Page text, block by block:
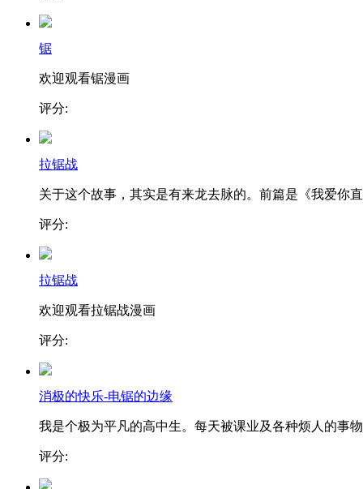
锯
欢迎观看锯漫画
评分:
拉锯战
关于这个故事，其实是有来龙去脉的。前篇是《我爱你
评分:
拉锯战
欢迎观看拉锯战漫画
评分:
消极的快乐-电锯的边缘
我是个极为平凡的高中生。每天被课业及各种烦人的事
评分: